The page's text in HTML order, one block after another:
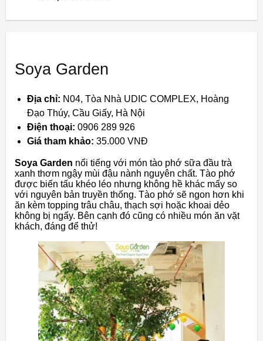
Soya Garden
Địa chỉ: N04, Tòa Nhà UDIC COMPLEX, Hoàng
Đạo Thúy, Cầu Giấy, Hà Nội
Điện thoại: 0906 289 926
Giá tham khảo: 35.000 VNĐ
Soya Garden nổi tiếng với món tào phớ sữa đầu trà
xanh thơm ngậy mùi đậu nành nguyên chất. Tào phớ
được biến tấu khéo léo nhưng không hề khác mấy so
với nguyên bản truyền thống. Tào phớ sẽ ngon hơn khi
ăn kèm topping trâu châu, thạch sợi hoặc khoai dẻo
không bị ngấy. Bên cạnh đó cũng có nhiều món ăn vặt
khách, đáng để thử!